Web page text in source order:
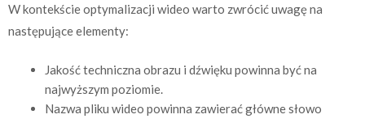
W kontekście optymalizacji wideo warto zwrócić uwagę na
następujące elementy:
Jakość techniczna obrazu i dźwięku powinna być na
najwyższym poziomie.
Nazwa pliku wideo powinna zawierać główne słowo